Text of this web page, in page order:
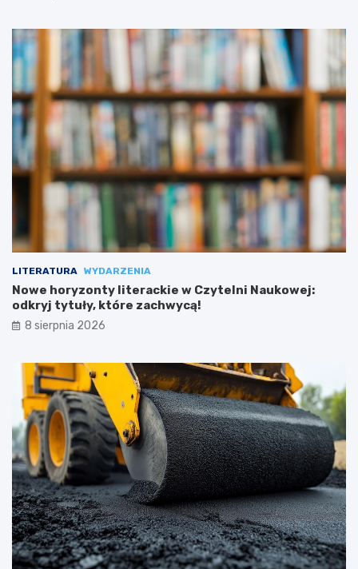
LITERATURA WYDARZENIA
Nowe horyzonty literackie w Czytelni Naukowej:
odkryj tytuły, które zachwycą!
8 sierpnia 2026